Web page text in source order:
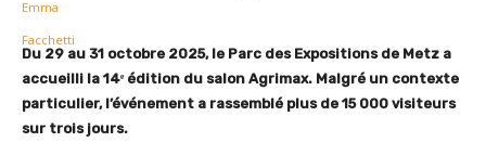
Du 29 au 31 octobre 2025, le Parc des Expositions de Metz a
accueilli la 14ᵉ édition du salon Agrimax. Malgré un contexte
particulier, l’événement a rassemblé plus de 15 000 visiteurs
sur trois jours.